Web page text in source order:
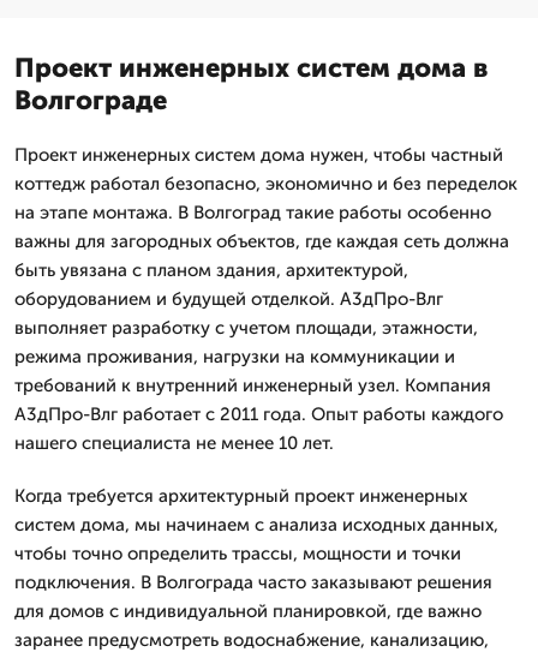
Проект инженерных систем дома в
Волгограде
Проект инженерных систем дома нужен, чтобы частный
коттедж работал безопасно, экономично и без переделок
на этапе монтажа. В Волгоград такие работы особенно
важны для загородных объектов, где каждая сеть должна
быть увязана с планом здания, архитектурой,
оборудованием и будущей отделкой. А3дПро-Влг
выполняет разработку с учетом площади, этажности,
режима проживания, нагрузки на коммуникации и
требований к внутренний инженерный узел. Компания
А3дПро-Влг работает с 2011 года. Опыт работы каждого
нашего специалиста не менее 10 лет.
Когда требуется архитектурный проект инженерных
систем дома, мы начинаем с анализа исходных данных,
чтобы точно определить трассы, мощности и точки
подключения. В Волгограда часто заказывают решения
для домов с индивидуальной планировкой, где важно
заранее предусмотреть водоснабжение, канализацию,